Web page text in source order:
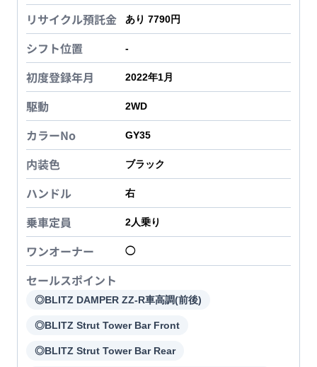
リサイクル預託金 あり 7790円
シフト位置 -
初度登録年月 2022年1月
駆動 2WD
カラーNo GY35
内装色 ブラック
ハンドル 右
乗車定員 2人乗り
ワンオーナー ◯
セールスポイント
◎BLITZ DAMPER ZZ-R車高調(前後)
◎BLITZ Strut Tower Bar Front
◎BLITZ Strut Tower Bar Rear